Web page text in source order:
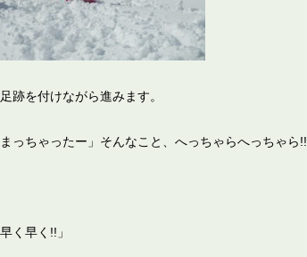
跡を付けながら進みます。
まっちゃったー」そんなこと、へっちゃらへっちゃら!!
く早く!!」